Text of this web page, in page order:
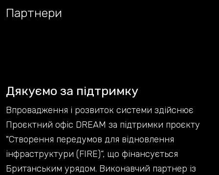
Дякуємо за підтримку
Партнери
Впровадження і розвиток системи здійснює
Проєктний офіс DREAM за підтримки проєкту
"Створення передумов для відновлення
інфраструктури (FIRE)“, що фінансується
Британським урядом. Виконавчий партнер із